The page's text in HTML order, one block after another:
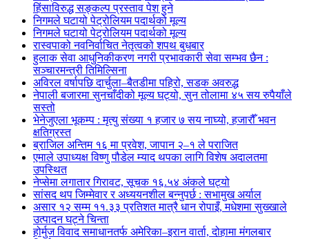
हिंसाविरुद्ध सङ्कल्प प्रस्ताव पेश हुने
निगमले घटायो पेट्रोलियम पदार्थको मूल्य
निगमले घटायो पेट्रोलियम पदार्थको मूल्य
रास्वपाको नवनिर्वाचित नेतृत्वको शपथ बुधबार
हुलाक सेवा आधुनिकीकरण नगरी प्रभावकारी सेवा सम्भव छैन :
सञ्चारमन्त्री तिमिल्सिना
अविरल वर्षापछि दार्चुला–बैतडीमा पहिरो, सडक अवरुद्ध
नेपाली बजारमा सुनचाँदीको मूल्य घट्यो, सुन तोलामा ४५ सय रुपैयाँले
सस्तो
भेनेजुएला भूकम्प : मृत्यु संख्या १ हजार ७ सय नाघ्यो, हजारौँ भवन
क्षतिग्रस्त
ब्राजिल अन्तिम १६ मा प्रवेश, जापान २–१ ले पराजित
एमाले उपाध्यक्ष विष्णु पौडेल म्याद थपका लागि विशेष अदालतमा
उपस्थित
नेप्सेमा लगातार गिरावट, सूचक १६.५४ अंकले घट्यो
सांसद थप जिम्मेवार र अध्ययनशील बन्नुपर्छ : सभामुख अर्याल
असार १२ सम्म ११.३३ प्रतिशत मात्रै धान रोपाइँ, मधेशमा सुख्खाले
उत्पादन घट्ने चिन्ता
होर्मुज विवाद समाधानतर्फ अमेरिका–इरान वार्ता, दोहामा मंगलबार